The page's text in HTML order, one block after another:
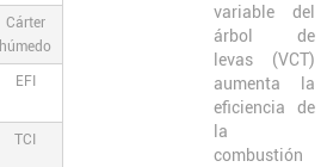
Cárter
húmedo
EFI
TCI
variable del
árbol de
levas (VCT)
aumenta la
eficiencia de
la
combustión